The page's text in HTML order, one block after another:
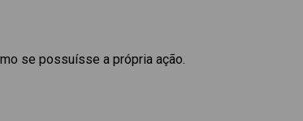
se possuísse a própria ação.